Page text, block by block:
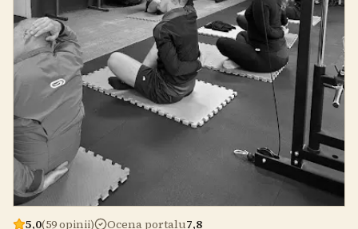
5,0(59 opinii) Ocena portalu7,8